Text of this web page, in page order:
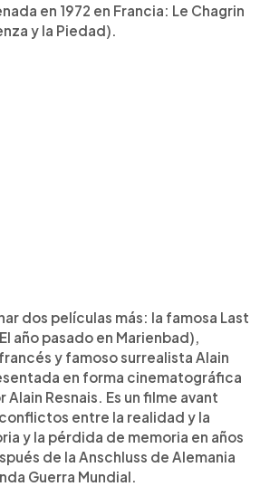
en 1972 en Francia: Le Chagrin
y la Piedad).
dos películas más: la famosa Last
año pasado en Marienbad),
y famoso surrealista Alain
en forma cinematográfica
Alain Resnais. Es un filme avant
entre la realidad y la
y la pérdida de memoria en años
de la Anschluss de Alemania
Guerra Mundial.